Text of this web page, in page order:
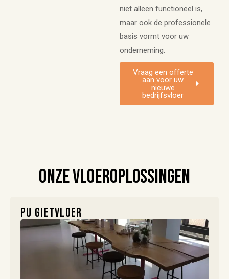
niet alleen functioneel is,
maar ook de professionele
basis vormt voor uw
onderneming.
Vraag een offerte
aan voor uw
nieuwe
bedrijfsvloer
Onze vloeroplossingen
PU gietvloer